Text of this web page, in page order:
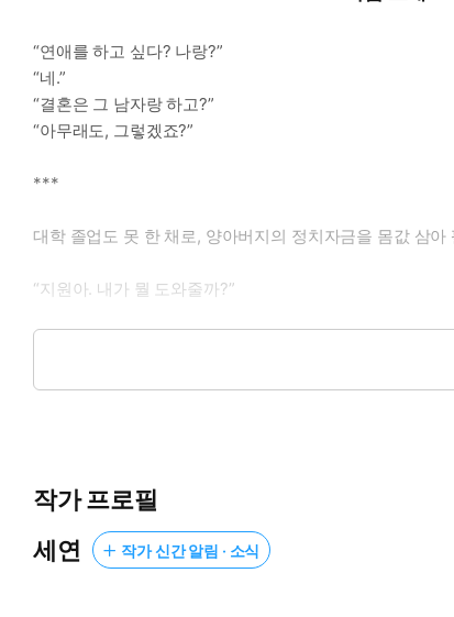
“연애를 하고 싶다? 나랑?”
“네.”
“결혼은 그 남자랑 하고?”
“아무래도, 그렇겠죠?”
***
대학 졸업도 못 한 채로, 양아버지의 정치자금을 몸값 삼
“지원아. 내가 뭘 도와줄까?”
“연애를 하고 싶다? 나랑?”
“결혼은 그 남자랑 하고?”
작가 프로필
세연
작가 신간 알림 · 소식